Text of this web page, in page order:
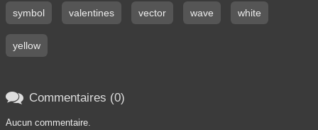
symbol valentines vector wave white
yellow
 Commentaires (0)
Aucun commentaire.